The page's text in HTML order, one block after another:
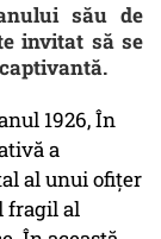
său de
invitat să se
1926, În
a
al unui ofițer
fragil al